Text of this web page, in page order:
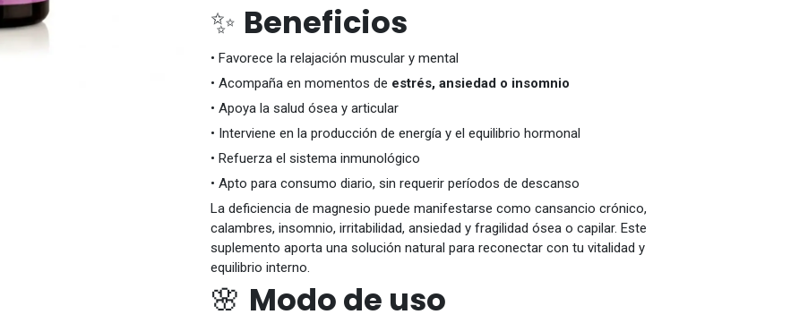
✨ Beneficios
• Favorece la relajación muscular y mental
• Acompaña en momentos de estrés, ansiedad o insomnio
• Apoya la salud ósea y articular
• Interviene en la producción de energía y el equilibrio hormonal
• Refuerza el sistema inmunológico
• Apto para consumo diario, sin requerir períodos de descanso
La deficiencia de magnesio puede manifestarse como cansancio crónico,
calambres, insomnio, irritabilidad, ansiedad y fragilidad ósea o capilar. Este
suplemento aporta una solución natural para reconectar con tu vitalidad y
equilibrio interno.
🌸 Modo de uso